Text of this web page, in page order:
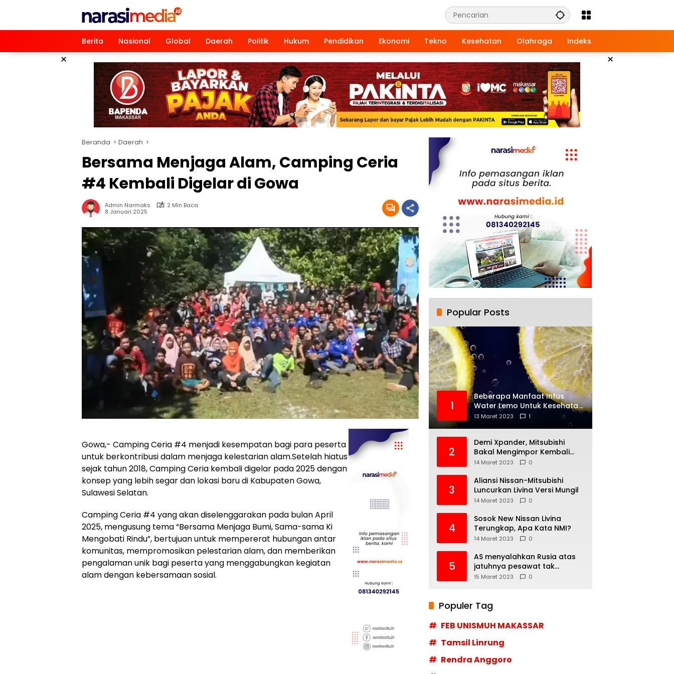
Berita
Nasional Global Daerah Politik Hukum Pendidikan Ekonomi Tekno Kesehatan Olahraga Indeks
× ×
Beranda Daerah
Bersama Menjaga Alam, Camping Ceria
#4 Kembali Digelar di Gowa
Admin Narmaks
2 Min Baca
8 Januari 2025
Gowa,- Camping Ceria #4 menjadi kesempatan bagi para peserta
untuk berkontribusi dalam menjaga kelestarian alam.Setelah hiatus
sejak tahun 2018, Camping Ceria kembali digelar pada 2025 dengan
konsep yang lebih segar dan lokasi baru di Kabupaten Gowa,
Sulawesi Selatan.
Camping Ceria #4 yang akan diselenggarakan pada bulan April
2025, mengusung tema “Bersama Menjaga Bumi, Sama-sama Ki
Mengobati Rindu”, bertujuan untuk mempererat hubungan antar
komunitas, mempromosikan pelestarian alam, dan memberikan
pengalaman unik bagi peserta yang menggabungkan kegiatan
alam dengan kebersamaan sosial.
Popular Posts
1
Beberapa Manfaat Infus
Water Lemo Untuk Kesehatan
Anda
13 Maret 2023 1
2
Demi Xpander, Mitsubishi
Bakal Mengimpor Kembali
Pajero Sport
14 Maret 2023 0
3
Aliansi Nissan-Mitsubishi
Luncurkan Livina Versi Mungil
14 Maret 2023 0
4
Sosok New Nissan Livina
Terungkap, Apa Kata NMI?
14 Maret 2023 0
5
AS menyalahkan Rusia atas
jatuhnya pesawat tak
berawak di Laut Hitam,
15 Maret 2023 0
Populer Tag
FEB UNISMUH MAKASSAR
Tamsil Linrung
Rendra Anggoro